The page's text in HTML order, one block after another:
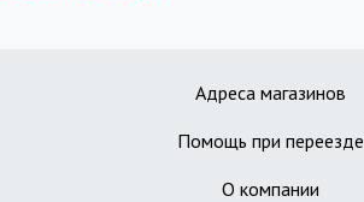
Адреса магазинов
Помощь при переезде
О компании